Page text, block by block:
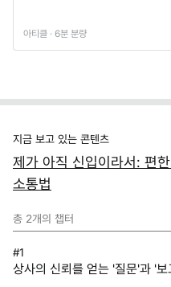
아티클 · 6분 분량
지금 보고 있는 콘텐츠
제가 아직 신입이라서: 편
소통법
총 2개의 챕터
#1
상사의 신뢰를 얻는 '질문'과 '